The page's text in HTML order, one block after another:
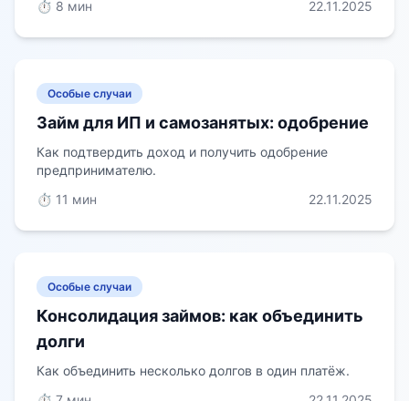
⏱️ 8 мин 22.11.2025
Особые случаи
Займ для ИП и самозанятых: одобрение
Как подтвердить доход и получить одобрение
предпринимателю.
⏱️ 11 мин
22.11.2025
Особые случаи
Консолидация займов: как объединить
долги
Как объединить несколько долгов в один платёж.